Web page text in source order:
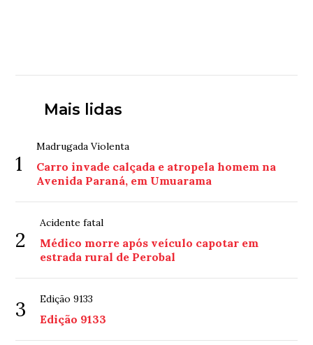
Mais lidas
1
Madrugada Violenta
Carro invade calçada e atropela homem na
Avenida Paraná, em Umuarama
2
Acidente fatal
Médico morre após veículo capotar em
estrada rural de Perobal
3 Edição 9133
Edição 9133